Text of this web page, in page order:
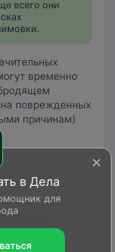
всего они
временно
поврежденных
причинам)
поколение и
впадают в
сезон
в Дела
для